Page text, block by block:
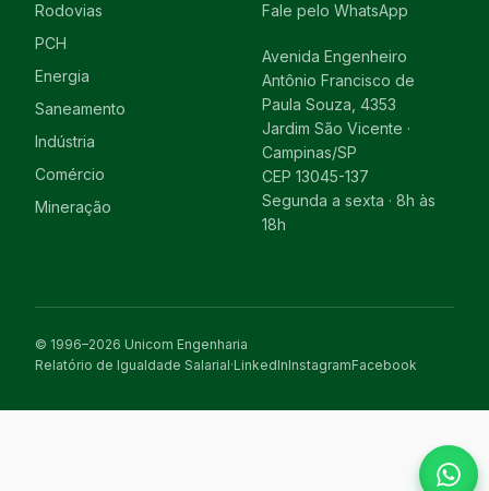
Rodovias
PCH
Energia
Saneamento
Indústria
Comércio
Mineração
Fale pelo WhatsApp
Avenida Engenheiro
Antônio Francisco de
Paula Souza, 4353
Jardim São Vicente ·
Campinas/SP
CEP 13045-137
Segunda a sexta · 8h às
18h
© 1996–2026 Unicom Engenharia
Relatório de Igualdade Salarial·LinkedInInstagramFacebook